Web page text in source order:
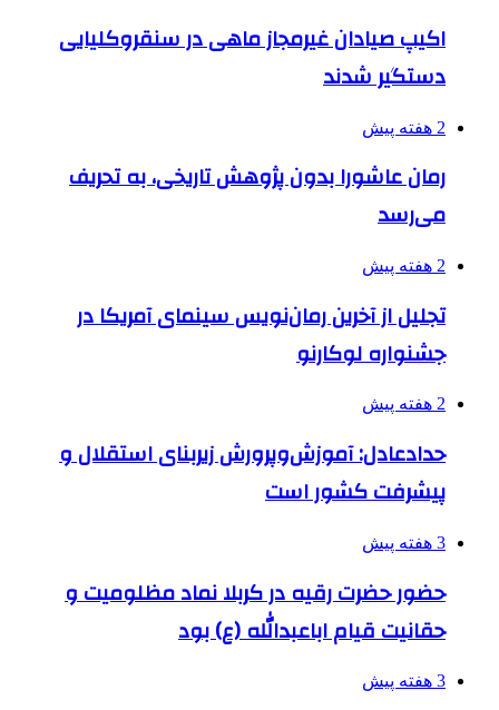
اکیپ صیادان غیرمجاز ماهی در سنقروکلیایی
دستگیر شدند
2 هفته پیش
رمان عاشورا بدون پژوهش تاریخی، به تحریف
می‌رسد
2 هفته پیش
تجلیل از آخرین رمان‌نویس سینمای آمریکا در
جشنواره لوکارنو
2 هفته پیش
حدادعادل: آموزش‌وپرورش زیربنای استقلال و
پیشرفت کشور است
3 هفته پیش
حضور حضرت رقیه در کربلا نماد مظلومیت و
حقانیت قیام اباعبدالله (ع) بود
3 هفته پیش